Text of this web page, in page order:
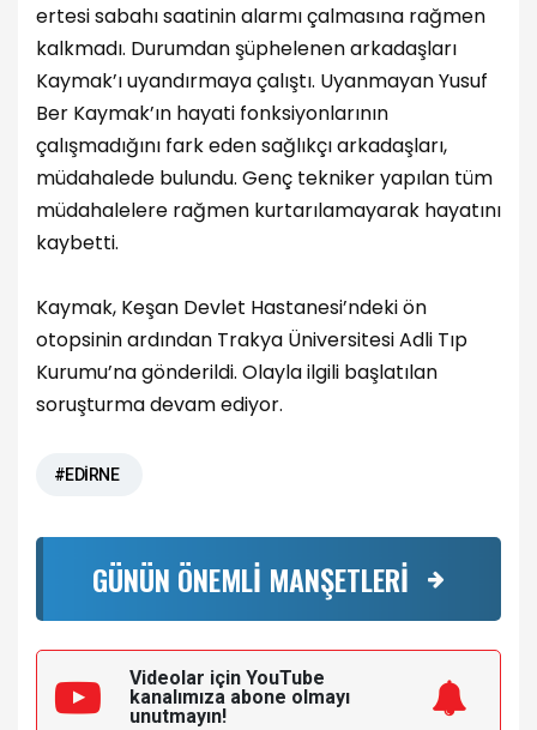
ertesi sabahı saatinin alarmı çalmasına rağmen
kalkmadı. Durumdan şüphelenen arkadaşları
Kaymak’ı uyandırmaya çalıştı. Uyanmayan Yusuf
Ber Kaymak’ın hayati fonksiyonlarının
çalışmadığını fark eden sağlıkçı arkadaşları,
müdahalede bulundu. Genç tekniker yapılan tüm
müdahalelere rağmen kurtarılamayarak hayatını
kaybetti.
Kaymak, Keşan Devlet Hastanesi’ndeki ön
otopsinin ardından Trakya Üniversitesi Adli Tıp
Kurumu’na gönderildi. Olayla ilgili başlatılan
soruşturma devam ediyor.
#EDİRNE
GÜNÜN ÖNEMLİ MANŞETLERİ
Videolar için YouTube
kanalımıza abone olmayı
unutmayın!